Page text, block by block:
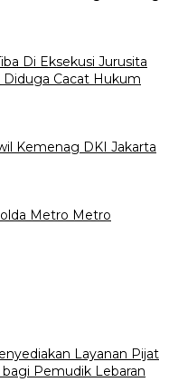
Di Eksekusi Jurusita
Cacat Hukum
Kemenag DKI Jakarta
Metro Metro
Layanan Pijat
Pemudik Lebaran